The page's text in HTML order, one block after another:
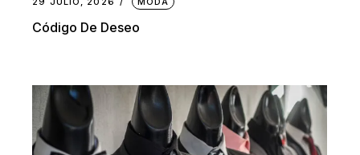
Código De Deseo